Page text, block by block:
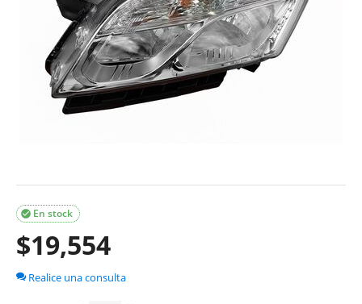
En stock

$19,554
Realice una consulta